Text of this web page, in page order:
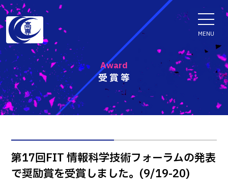
受賞等
Award
第17回FIT 情報科学技術フォーラムの発表
で奨励賞を受賞しました。(9/19-20)
MENU
ENGLISH
学科・専攻科
電子情報学系学科
知能制御情報工学科
情報工学科
融合・複合工学系学科
入試情報
入試速報